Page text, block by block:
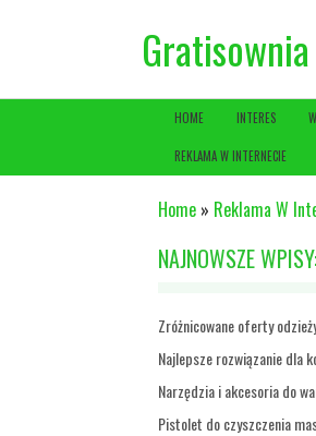
HOME INTERES
REKLAMA W INTERNECIE
Home » Reklama W
NAJNOWSZE
Zróżnicowane oferty
Najlepsze rozwiązanie dla
Narzędzia i akcesoria do
Pistolet do czyszczenia